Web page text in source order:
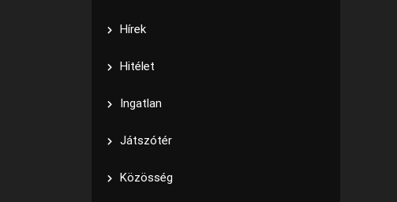
Hírek
Hitélet
Ingatlan
Játszótér
Közösség